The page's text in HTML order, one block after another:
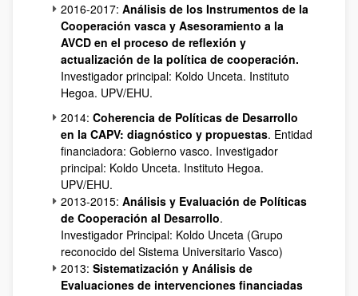
2016-2017: Análisis de los Instrumentos de la
Cooperación vasca y Asesoramiento a la
AVCD en el proceso de reflexión y
actualización de la política de cooperación.
Investigador principal: Koldo Unceta. Instituto
Hegoa. UPV/EHU.
2014: Coherencia de Políticas de Desarrollo
en la CAPV: diagnóstico y propuestas. Entidad
financiadora: Gobierno vasco. Investigador
principal: Koldo Unceta. Instituto Hegoa.
UPV/EHU.
2013-2015: Análisis y Evaluación de Políticas
de Cooperación al Desarrollo.
Investigador Principal: Koldo Unceta (Grupo
reconocido del Sistema Universitario Vasco)
2013: Sistematización y Análisis de
Evaluaciones de intervenciones financiadas